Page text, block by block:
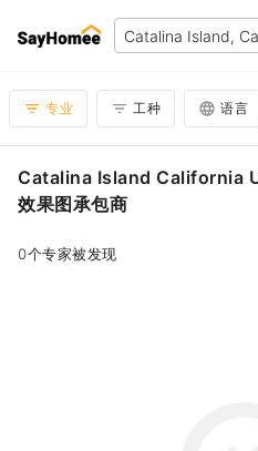
专业 工种 语言
Catalina Island California
效果图承包商
0个专家被发现